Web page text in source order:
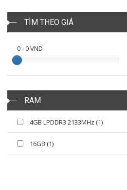
TÌM THEO GIÁ
0-0VND
RAM
4GB LPDDR3 2133MHz (1)
16GB (1)